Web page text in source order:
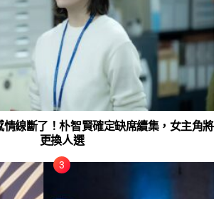
情線斷了！朴智賢確定缺席續集，女主角將
更換人選